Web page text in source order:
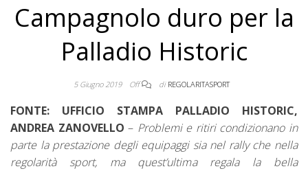
Campagnolo duro per la
Palladio Historic
5 Giugno 2019 Off di REGOLARITASPORT
FONTE: UFFICIO STAMPA PALLADIO HISTORIC,
ANDREA ZANOVELLO – Problemi e ritiri condizionano in
parte la prestazione degli equipaggi sia nel rallyche nella
regolarità sport, ma quest’ultima regala la bella